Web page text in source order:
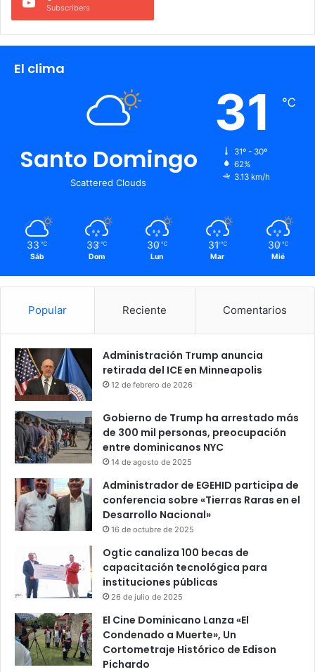
Subscribers
El clima
Santo Domingo
Scattered Clouds
31 ℃
31º - 30º
62%
3.13 km/h
33 ℃
Sáb
33 ℃
Dom
30 ℃
Lun
31 ℃
Mar
30 ℃
Mié
Popular Reciente Comentarios
Administración Trump anuncia
retirada del ICE en Minneapolis
12 de febrero de 2026
Gobierno de Trump ha arrestado más
de 300 mil personas, preocupación
entre dominicanos NYC
14 de agosto de 2025
Administrador de EGEHID participa de
conferencia sobre «Tierras Raras en el
Desarrollo Nacional»
16 de octubre de 2025
Ogtic canaliza 100 becas de
capacitación tecnológica para
instituciones públicas
26 de julio de 2025
El Cine Dominicano Lanza «El
Condenado a Muerte», Un
Cortometraje Histórico de Edison
Pichardo